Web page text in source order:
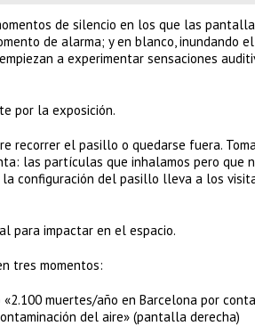
de silencio en los que las
de alarma; y en blanco, inundando
a experimentar sensaciones
por la exposición.
recorrer el pasillo o quedarse fuera.
las partículas que inhalamos pero que
configuración del pasillo lleva a los
para impactar en el espacio.
tres momentos:
muertes/año en Barcelona por
del aire» (pantalla derecha)